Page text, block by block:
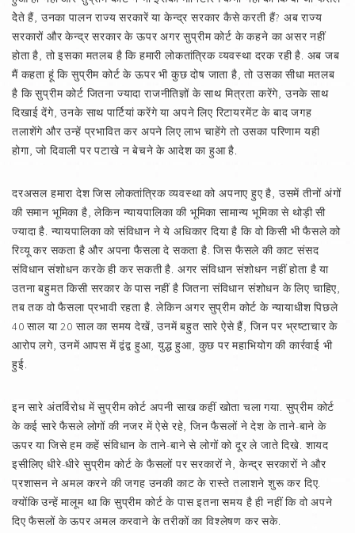
देेते हैं, उनका पालन राज्य सरकारें या केन्द्र सरकार कैसे करती हैं? अब राज्य
सरकारों और केन्द्र सरकार के ऊपर अगर सुप्रीम कोर्ट के कहने का असर नहीं
होता है, तो इसका मतलब है कि हमारी लोकतांत्रिक व्यवस्था दरक रही है. अब जब
मैं कहता हूं कि सुप्रीम कोर्ट के ऊपर भी कुछ दोष जाता है, तो उसका सीधा मतलब
है कि सुप्रीम कोर्ट जितना ज्यादा राजनीतिज्ञों के साथ मित्रता करेंगे, उनके साथ
दिखाई देंगे, उनके साथ पार्टियां करेंगे या अपने लिए रिटायरमेंट के बाद जगह
तलाशेंगे और उन्हें प्रभावित कर अपने लिए लाभ चाहेंगे तो उसका परिणाम यही
होगा, जो दिवाली पर पटाखे न बेचने के आदेश का हुआ है.
दरअसल हमारा देश जिस लोकतांत्रिक व्यवस्था को अपनाए हुए है, उसमें तीनों अंगों
की समान भूमिका है, लेकिन न्यायपालिका की भूमिका सामान्य भूमिका से थोड़ी सी
ज्यादा है. न्यायपालिका को संविधान ने ये अधिकार दिया है कि वो किसी भी फैसले को
रिव्यू कर सकता है और अपना फैसला दे सकता है. जिस फैसले की काट संसद
संविधान संशोधन करके ही कर सकती है. अगर संविधान संशोधन नहीं होता है या
उतना बहुमत किसी सरकार के पास नहीं है जितना संविधान संशोधन के लिए चाहिए,
तब तक वो फैसला प्रभावी रहता है. लेकिन अगर सुप्रीम कोर्ट के न्यायाधीश पिछले
40 साल या 20 साल का समय देखें, उनमें बहुत सारे ऐसे हैं, जिन पर भ्रष्टाचार के
आरोप लगे, उनमें आपस में द्वंद्व हुआ, युद्ध हुआ, कुछ पर महाभियोग की कार्रवाई भी
हुई.
इन सारे अंतर्विरोध में सुप्रीम कोर्ट अपनी साख कहीं खोता चला गया. सुप्रीम कोर्ट
के कई सारे फैसले लोगों की नजर में ऐसे रहे, जिन फैसलों ने देश के ताने-बाने के
ऊपर या जिसे हम कहें संविधान के ताने-बाने से लोगों को दूर ले जाते दिखे. शायद
इसीलिए धीरे-धीरे सुप्रीम कोर्ट के फैसलों पर सरकारों ने, केन्द्र सरकारों ने और
प्रशासन ने अमल करने की जगह उनकी काट के रास्ते तलाशने शुरू कर दिए.
क्योंकि उन्हें मालूम था कि सुप्रीम कोर्ट के पास इतना समय है ही नहीं कि वो अपने
दिए फैसलों के ऊपर अमल करवाने के तरीकों का विश्लेषण कर सके.